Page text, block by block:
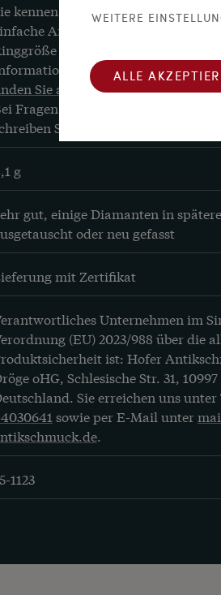
kennen Ihre Ringgröße nicht? Wir
Anleitung vorbereitet, mit
ausmessen können,
zu den
Sie an dieser Stelle.
Fragen hierzu rufen Sie uns gerne
Sie uns eine Mail.
g
gut, einige Diamanten in
oder neu gefasst
mit Zertifikat
Unternehmen im
(EU) 2023/988 über die
ist: Hofer
oHG, Schlesische Str. 31,
Sie erreichen uns unter
sowie per E-Mail unter
.
1123
WEITERE
ALLE